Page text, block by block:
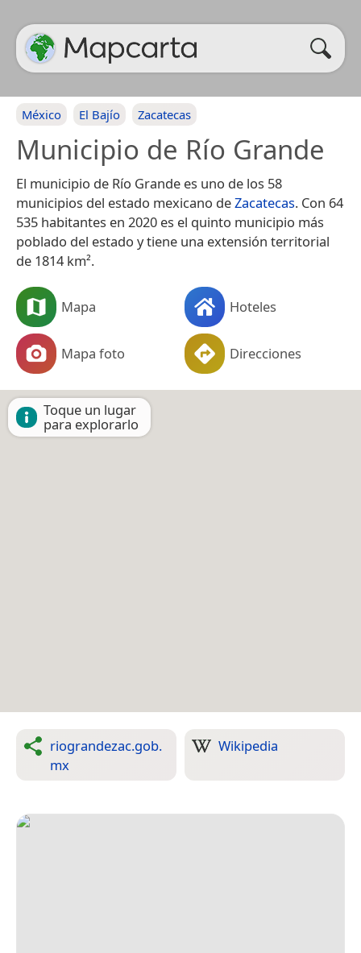
México El Bajío Zacatecas
Municipio de Río Grande
El municipio de Río Grande es uno de los 58
municipios del estado mexicano deZacatecas. Con 64
535 habitantes en 2020 es el quinto municipio más
poblado del estado y tiene una extensión territorial
de 1814 km².
Mapa Hoteles
Mapa foto Direcciones
Toque un lugar
para explorarlo
riograndezac.gob.
mx
Wikipedia